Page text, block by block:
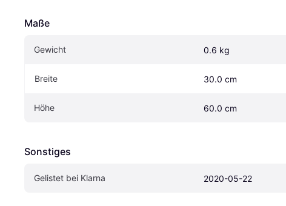
Maße
Gewicht 0.6 kg
Breite 30.0 cm
Höhe 60.0 cm
Sonstiges
Gelistet bei Klarna 2020-05-22